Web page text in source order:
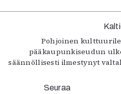
Pohjoinen
pääkaupunkiseudun
säännöllisesti ilmestynyt
Seuraa